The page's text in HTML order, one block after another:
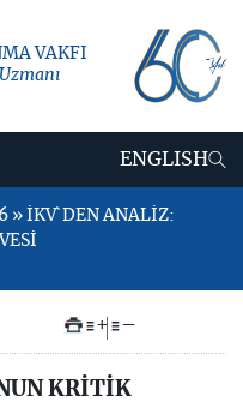
VAKFI
ENGLISH
» İKV`DEN ANALİZ:
+ –
KRİTİK